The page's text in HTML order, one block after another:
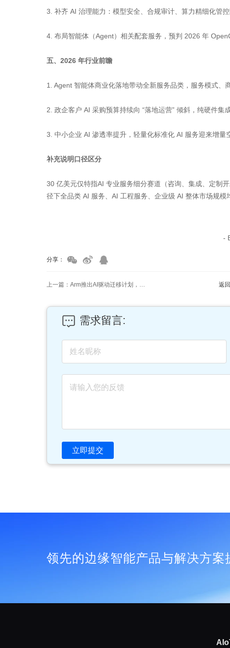
3. 补齐 AI 治理能力：模型安全、合规审计、算力精细化管控
4. 布局智能体（Agent）相关配套服务，预判 2026 年
五、2026 年行业前瞻
1. Agent 智能体商业化落地带动全新服务品类，服务模式、
2. 政企客户 AI 采购预算持续向 “落地运营” 倾斜，纯硬件集
3. 中小企业 AI 渗透率提升，轻量化标准化 AI 服务迎来增量
补充说明口径区分
30 亿美元仅特指AI 专业服务细分赛道（咨询、集成、定制
径下全品类 AI 服务、AI 工程服务、企业级 AI 整体市场规模
-
分享：
上一篇：Arm推出AI驱动迁移计划，全方位打通x86应用向Arm架构迁移通道 返
需求留言:
立即提交
领先的边缘智能产品与解决方案